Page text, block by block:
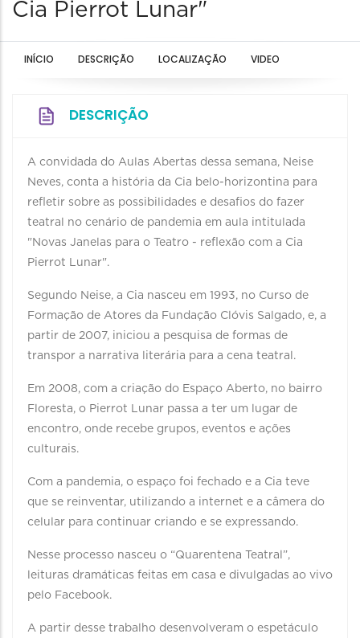
Cia Pierrot Lunar"
INÍCIO DESCRIÇÃO LOCALIZAÇÃO VIDEO
DESCRIÇÃO
A convidada do Aulas Abertas dessa semana, Neise
Neves, conta a história da Cia belo-horizontina para
refletir sobre as possibilidades e desafios do fazer
teatral no cenário de pandemia em aula intitulada
"Novas Janelas para o Teatro - reflexão com a Cia
Pierrot Lunar".
Segundo Neise, a Cia nasceu em 1993, no Curso de
Formação de Atores da Fundação Clóvis Salgado, e, a
partir de 2007, iniciou a pesquisa de formas de
transpor a narrativa literária para a cena teatral.
Em 2008, com a criação do Espaço Aberto, no bairro
Floresta, o Pierrot Lunar passa a ter um lugar de
encontro, onde recebe grupos, eventos e ações
culturais.
Com a pandemia, o espaço foi fechado e a Cia teve
que se reinventar, utilizando a internet e a câmera do
celular para continuar criando e se expressando.
Nesse processo nasceu o “Quarentena Teatral”,
leituras dramáticas feitas em casa e divulgadas ao vivo
pelo Facebook.
A partir desse trabalho desenvolveram o espetáculo